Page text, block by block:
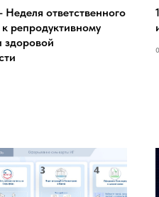
ответственного
репродуктивному
здоровой